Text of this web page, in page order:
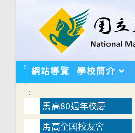
::: 網站導覽 學校簡介
:::
馬高80週年校慶
馬高全國校友會